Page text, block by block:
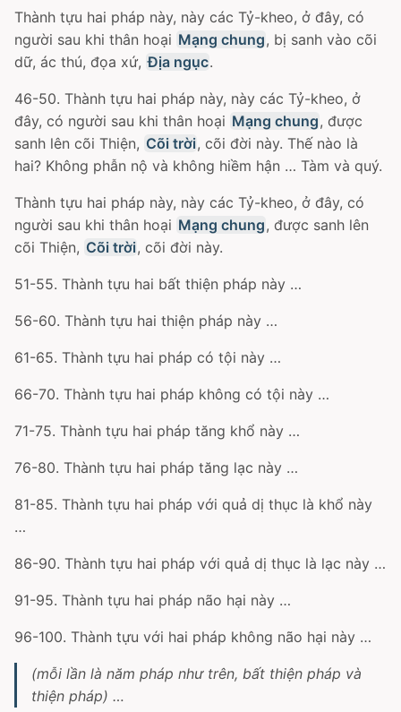
Thành tựu hai pháp này, này các Tỷ-kheo, ở đây, có
người sau khi thân hoại Mạng chung, bị sanh vào cõi
dữ, ác thú, đọa xứ, Địa ngục.
46-50. Thành tựu hai pháp này, này các Tỷ-kheo, ở
đây, có người sau khi thân hoại Mạng chung, được
sanh lên cõi Thiện, Cõi trời, cõi đời này. Thế nào là
hai? Không phẫn nộ và không hiềm hận … Tàm và quý.
Thành tựu hai pháp này, này các Tỷ-kheo, ở đây, có
người sau khi thân hoại Mạng chung, được sanh lên
cõi Thiện, Cõi trời, cõi đời này.
51-55. Thành tựu hai bất thiện pháp này …
56-60. Thành tựu hai thiện pháp này …
61-65. Thành tựu hai pháp có tội này …
66-70. Thành tựu hai pháp không có tội này …
71-75. Thành tựu hai pháp tăng khổ này …
76-80. Thành tựu hai pháp tăng lạc này …
81-85. Thành tựu hai pháp với quả dị thục là khổ này
…
86-90. Thành tựu hai pháp với quả dị thục là lạc này …
91-95. Thành tựu hai pháp não hại này …
96-100. Thành tựu với hai pháp không não hại này …
(mỗi lần là năm pháp như trên, bất thiện pháp và
thiện pháp) …